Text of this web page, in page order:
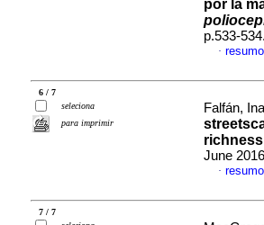
por la
p.533-
·
6 / 7
seleciona
para imprimir
Falfán,
June
·
7 / 7